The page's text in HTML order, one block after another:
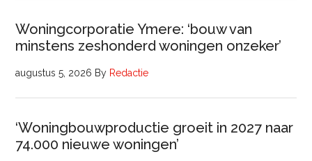
Woningcorporatie Ymere: ‘bouw van
minstens zeshonderd woningen onzeker’
augustus 5, 2026 By Redactie
‘Woningbouwproductie groeit in 2027 naar
74.000 nieuwe woningen’